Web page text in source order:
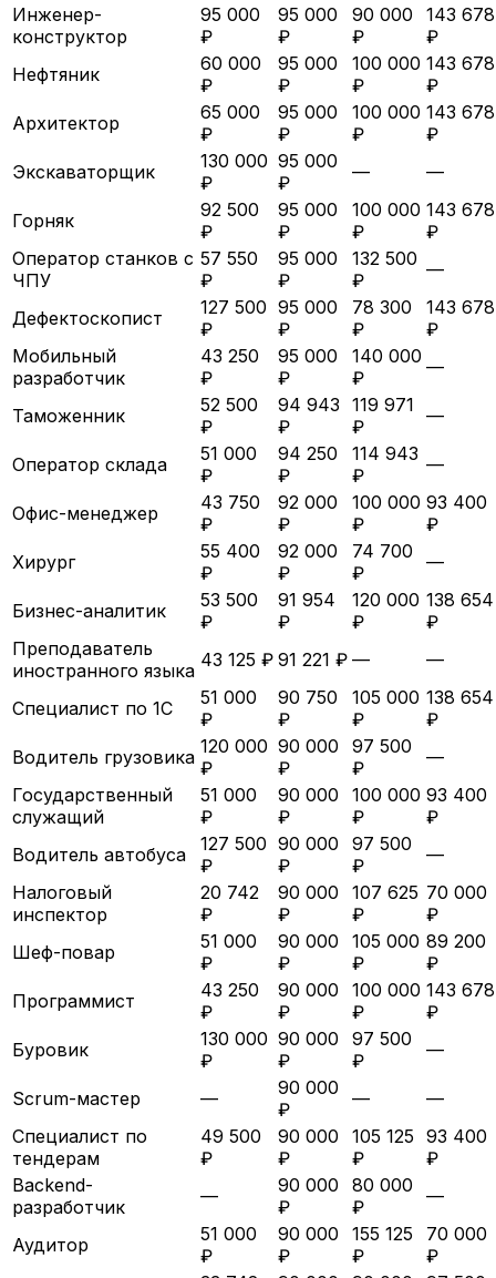
Инженер-
конструктор
95 000
₽
95 000
₽
90 000
₽
143 678
₽
Нефтяник
60 000
₽
95 000
₽
100 000
₽
143 678
₽
Архитектор
65 000
₽
95 000
₽
100 000
₽
143 678
₽
Экскаваторщик
130 000
₽
95 000
₽
— —
Горняк
92 500
₽
95 000
₽
100 000
₽
143 678
₽
Оператор станков с
ЧПУ
57 550
₽
95 000
₽
132 500
₽
—
Дефектоскопист
127 500
₽
95 000
₽
78 300
₽
143 678
₽
Мобильный
разработчик
43 250
₽
95 000
₽
140 000
₽
—
Таможенник
52 500
₽
94 943
₽
119 971
₽
—
Оператор склада
51 000
₽
94 250
₽
114 943
₽
—
Офис-менеджер
43 750
₽
92 000
₽
100 000
₽
93 400
₽
Хирург
55 400
₽
92 000
₽
74 700
₽
—
Бизнес-аналитик
53 500
₽
91 954
₽
120 000
₽
138 654
₽
Преподаватель
иностранного языка 43 125 ₽ 91 221 ₽ — —
Специалист по 1С
51 000
₽
90 750
₽
105 000
₽
138 654
₽
Водитель грузовика 120 000
₽
90 000
₽
97 500
₽
—
Государственный
служащий
51 000
₽
90 000
₽
100 000
₽
93 400
₽
Водитель автобуса
127 500
₽
90 000
₽
97 500
₽
—
Налоговый
инспектор
20 742
₽
90 000
₽
107 625
₽
70 000
₽
Шеф-повар
51 000
₽
90 000
₽
105 000
₽
89 200
₽
Программист
43 250
₽
90 000
₽
100 000
₽
143 678
₽
Буровик
130 000
₽
90 000
₽
97 500
₽
—
Scrum-мастер —
90 000
₽
—
—
Специалист по
тендерам
49 500
₽
90 000
₽
105 125
₽
93 400
₽
Backend-
разработчик
—
90 000
₽
80 000
₽
—
Аудитор
51 000
₽
90 000
₽
155 125
₽
70 000
₽